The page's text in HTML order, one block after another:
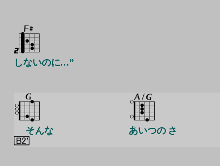
しないのに…”
そんな あいつの さ